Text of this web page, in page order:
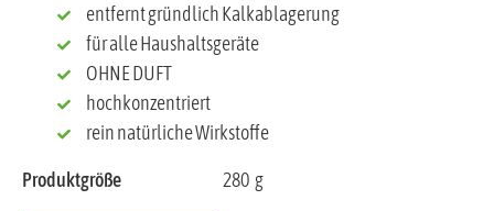
entfernt gründlich Kalkablagerung
für alle Haushaltsgeräte
OHNE DUFT
hochkonzentriert
rein natürliche Wirkstoffe
Produktgröße 280 g